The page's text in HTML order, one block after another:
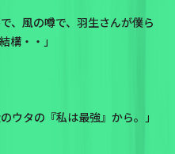
、風の噂で、羽生さんが僕ら
構・・」
ウタの 『私は最強』 から。」